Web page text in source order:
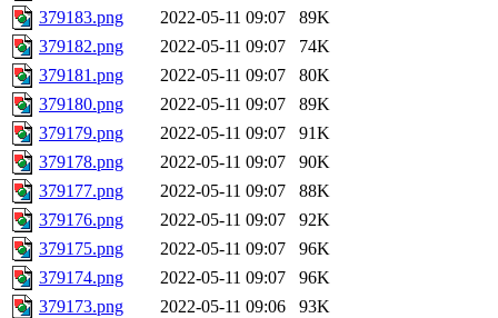
379183.png
2022-05-11 09:07
89K
379182.png
2022-05-11 09:07
74K
379181.png
2022-05-11 09:07
80K
379180.png
2022-05-11 09:07
89K
379179.png
2022-05-11 09:07
91K
379178.png
2022-05-11 09:07
90K
379177.png
2022-05-11 09:07
88K
379176.png
2022-05-11 09:07
92K
379175.png
2022-05-11 09:07
96K
379174.png
2022-05-11 09:07
96K
379173.png
2022-05-11 09:06
93K